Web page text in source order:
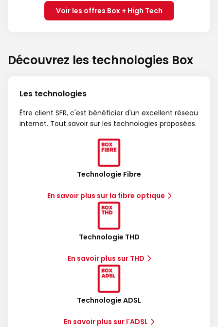
Voir les offres Box + High Tech
Découvrez les technologies Box
Les technologies
Être client SFR, c'est bénéficier d'un excellent réseau
internet. Tout savoir sur les technologies proposées.
Technologie Fibre
En savoir plus sur la fibre optique
Technologie THD
En savoir plus sur THD
Technologie ADSL
En savoir plus sur l'ADSL